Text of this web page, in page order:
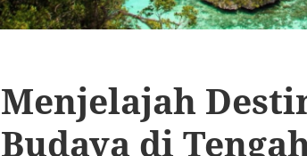
Menjelajah
Budaya di